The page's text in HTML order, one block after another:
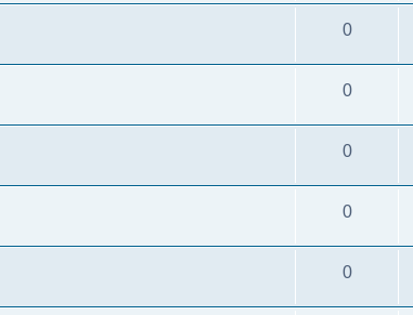
0
0
0
0
0